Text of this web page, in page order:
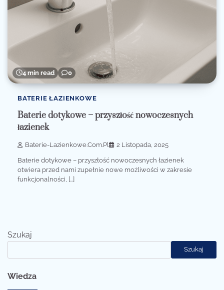
4 min read 0
BATERIE ŁAZIENKOWE
Baterie dotykowe – przyszłość nowoczesnych
łazienek
Baterie-Lazienkowe.com.pl 2 Listopada, 2025
Baterie dotykowe – przyszłość nowoczesnych łazienek
otwiera przed nami zupełnie nowe możliwości w zakresie
funkcjonalności, […]
Szukaj
Szukaj
Wiedza